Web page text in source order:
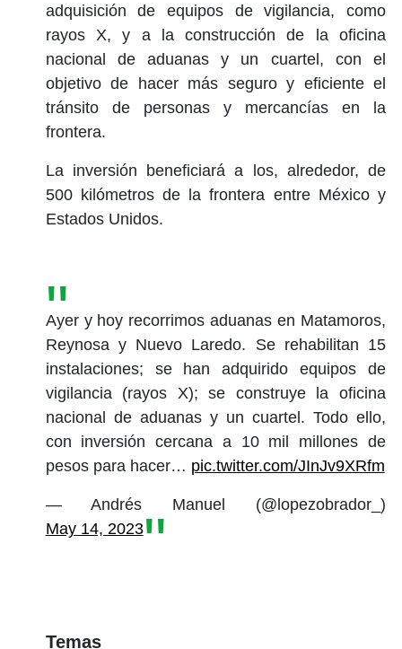
adquisición de equipos de vigilancia, como
rayos X, y a la construcción de la oficina
nacional de aduanas y un cuartel, con el
objetivo de hacer más seguro y eficiente el
tránsito de personas y mercancías en la
frontera.
La inversión beneficiará a los, alrededor, de
500 kilómetros de la frontera entre México y
Estados Unidos.
Ayer y hoy recorrimos aduanas en Matamoros,
Reynosa y Nuevo Laredo. Se rehabilitan 15
instalaciones; se han adquirido equipos de
vigilancia (rayos X); se construye la oficina
nacional de aduanas y un cuartel. Todo ello,
con inversión cercana a 10 mil millones de
pesos para hacer… pic.twitter.com/JInJv9XRfm
— Andrés Manuel (@lopezobrador_)
May 14, 2023
Temas